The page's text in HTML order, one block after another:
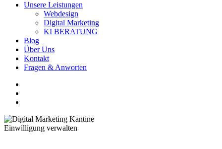
Unsere Leistungen
Webdesign
Digital Marketing
KI BERATUNG
Blog
Über Uns
Kontakt
Fragen & Anworten
Einwilligung verwalten